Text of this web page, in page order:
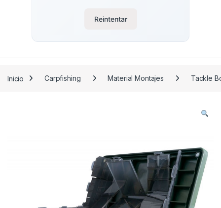
Reintentar
Inicio Carpfishing Material Montajes Tackle